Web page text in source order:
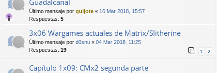
Último mensaje por quijote « 16 Mar 2018, 15:57
Respuestas: 5
3x06 Wargames actuales de Matrix/Slitherine
Último mensaje por d0snu « 04 Mar 2018, 11:25
Respuestas: 19 1 2
Capítulo 1x09: CMx2 segunda parte